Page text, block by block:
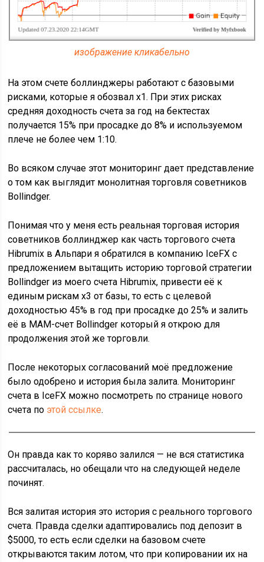
изображение кликабельно
На этом счете боллинджеры работают с базовыми
рисками, которые я обозвал х1. При этих рисках
средняя доходность счета за год на бектестах
получается 15% при просадке до 8% и используемом
плече не более чем 1:10.
Во всяком случае этот мониторинг дает представление
о том как выглядит монолитная торговля советников
Bollindger.
Понимая что у меня есть реальная торговая история
советников боллинджер как часть торгового счета
Hibrumix в Альпари я обратился в компанию IceFX с
предложением вытащить историю торговой стратегии
Bollindger из моего счета Hibrumix, привести её к
единым рискам х3 от базы, то есть с целевой
доходностью 45% в год при просадке до 25% и залить
её в МАМ-счет Bollindger который я открою для
продолжения этой же торговли.
После некоторых согласований моё предложение
было одобрено и история была залита. Мониторинг
счета в IceFX можно посмотреть по странице нового
счета по этой ссылке.
Он правда как то коряво залился — не вся статистика
рассчиталась, но обещали что на следующей неделе
починят.
Вся залитая история это история с реального торгового
счета. Правда сделки адаптировались под депозит в
$5000, то есть если сделки на базовом счете
открываются таким лотом, что при копировании их на